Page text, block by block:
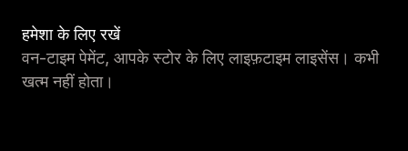
हमेशा के लिए रखें
वन-टाइम पेमेंट, आपके स्टोर के लिए लाइफ़टाइम लाइसेंस। कभी
खत्म नहीं होता।